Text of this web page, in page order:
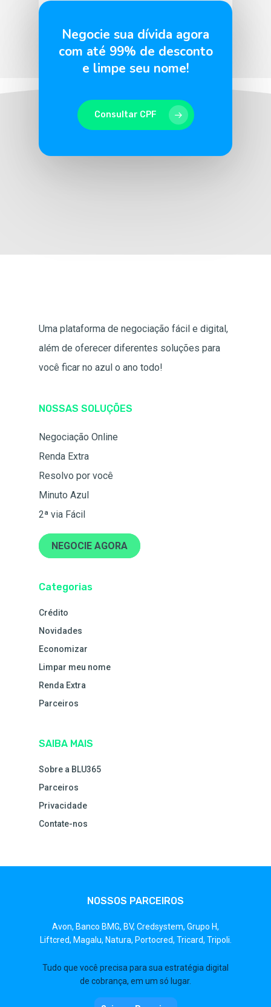
Negocie sua dívida agora
com até 99% de desconto
e limpe seu nome!
Consultar CPF
Uma plataforma de negociação fácil e digital,
além de oferecer diferentes soluções para
você ficar no azul o ano todo!
NOSSAS SOLUÇÕES
Negociação Online
Renda Extra
Resolvo por você
Minuto Azul
2ª via Fácil
NEGOCIE AGORA
Categorias
Crédito
Novidades
Economizar
Limpar meu nome
Renda Extra
Parceiros
SAIBA MAIS
Sobre a BLU365
Parceiros
Privacidade
Contate-nos
NOSSOS PARCEIROS
Avon, Banco BMG, BV, Credsystem, Grupo H,
Liftcred, Magalu, Natura, Portocred, Tricard, Tripoli.
Tudo que você precisa para sua estratégia digital
de cobrança, em um só lugar.